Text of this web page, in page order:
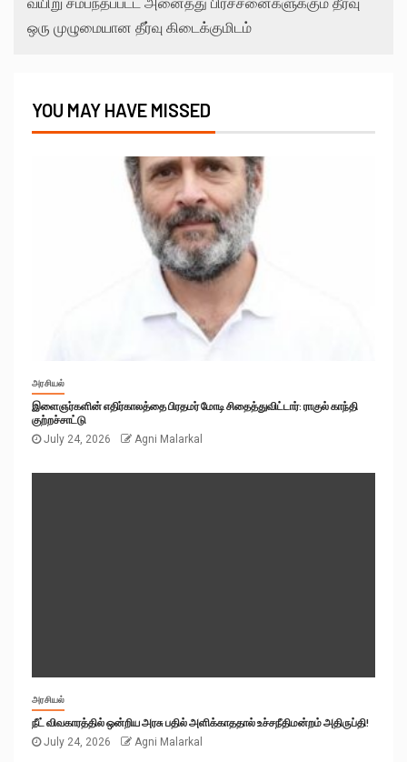
ஒரு முழுமையான தீர்வு கிடைக்குமிடம்
YOU MAY HAVE MISSED
அரசியல்
இளைஞர்களின் எதிர்காலத்தை பிரதமர் மோடி சிதைத்துவிட்டார்: ராகுல் காந்தி
குற்றச்சாட்டு
July 24, 2026
Agni Malarkal
அரசியல்
நீட் விவகாரத்தில் ஒன்றிய அரசு பதில் அளிக்காததால் உச்சநீதிமன்றம் அதிருப்தி!
July 24, 2026
Agni Malarkal